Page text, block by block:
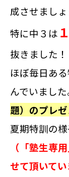
成させましょ
特に中３は
抜きました！
ほぼ毎日あ
んでいました
題）のプレ
夏期特訓の
（「塾生専
せて頂いてい